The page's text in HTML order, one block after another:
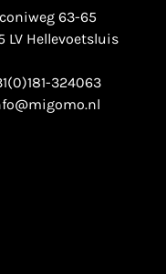
63-65
LV Hellevoetsluis
324063